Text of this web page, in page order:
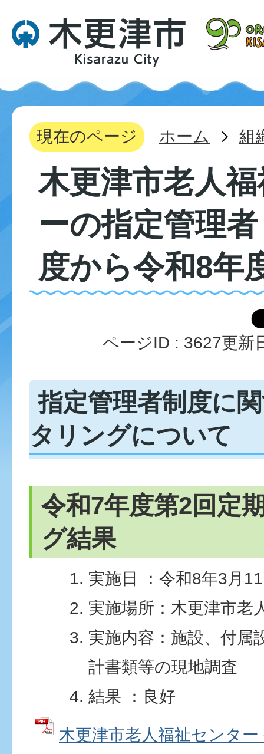
現在のページ ホーム 組
木更津市老人
ーの指定管理
度から令和8年
ページID : 3627更新
指定管理者制度に
タリングについて
令和7年度第2回定
グ結果
実施日 ：令和8年3月
実施場所：木更津市老
実施内容：施設、付属
計書類等の現地調査
結果 ：良好
木更津市老人福祉センタ